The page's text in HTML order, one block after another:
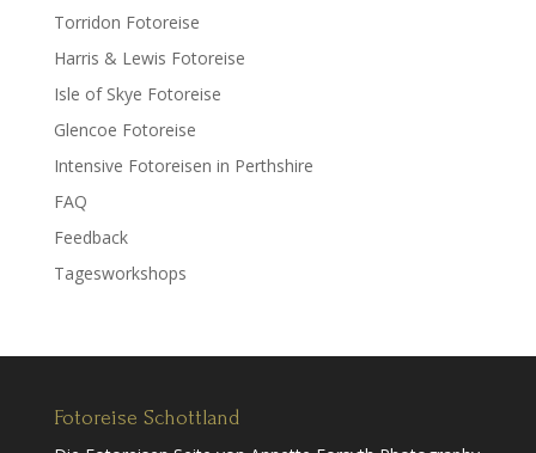
Torridon Fotoreise
Harris & Lewis Fotoreise
Isle of Skye Fotoreise
Glencoe Fotoreise
Intensive Fotoreisen in Perthshire
FAQ
Feedback
Tagesworkshops
Fotoreise Schottland